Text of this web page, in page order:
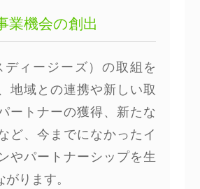
業機会の創出
ディージーズ）の取組を
地域との連携や新しい取
ートナーの獲得、新たな
ど、今までになかったイ
やパートナーシップを生
ります。